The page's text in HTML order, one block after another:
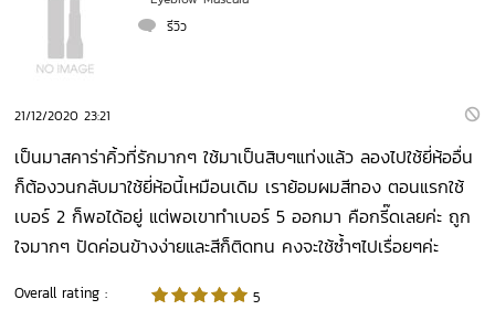
รีวิว
21/12/2020 23:21
เป็นมาสคาร่าคิ้วที่รักมากๆ ใช้มาเป็นสิบๆแท่งแล้ว ลองไปใช้ยี่ห้ออื่น
ก็ต้องวนกลับมาใช้ยี่ห้อนี้เหมือนเดิม เราย้อมผมสีทอง ตอนแรกใช้
เบอร์ 2 ก็พอได้อยู่ แต่พอเขาทำเบอร์ 5 ออกมา คือกรี๊ดเลยค่ะ ถูก
ใจมากๆ ปัดค่อนข้างง่ายและสีก็ติดทน คงจะใช้ซ้ำๆไปเรื่อยๆค่ะ
Overall rating :
5